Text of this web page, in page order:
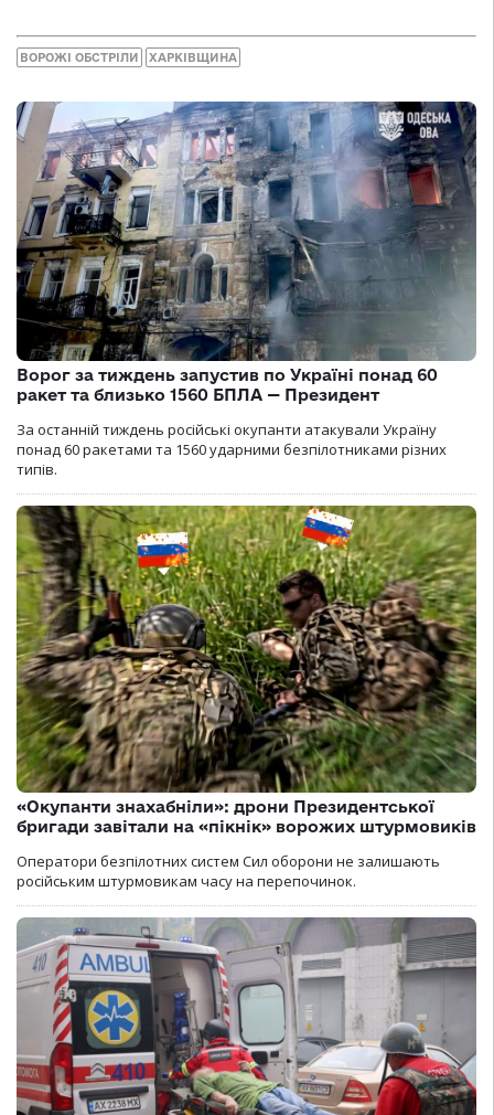
ВОРОЖІ ОБСТРІЛИ ХАРКІВЩИНА
Ворог за тиждень запустив по Україні понад 60
ракет та близько 1560 БПЛА — Президент
За останній тиждень російські окупанти атакували Україну
понад 60 ракетами та 1560 ударними безпілотниками різних
типів.
«Окупанти знахабніли»: дрони Президентської
бригади завітали на «пікнік» ворожих штурмовиків
Оператори безпілотних систем Сил оборони не залишають
російським штурмовикам часу на перепочинок.